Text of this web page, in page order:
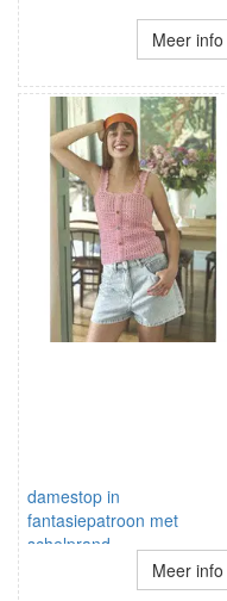
Meer info
damestop in
fantasiepatroon met
schelprand
schouderbandjesMeer info